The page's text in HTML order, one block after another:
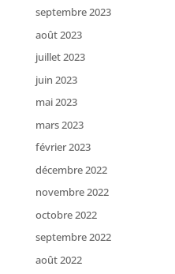
septembre 2023
août 2023
juillet 2023
juin 2023
mai 2023
mars 2023
février 2023
décembre 2022
novembre 2022
octobre 2022
septembre 2022
août 2022